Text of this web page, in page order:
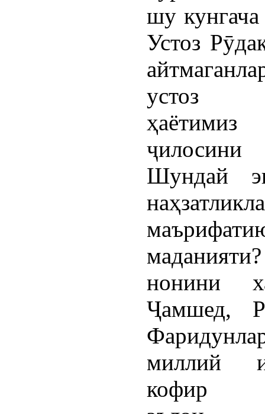
шу
Устоз
устоз
ҷилосини
Шундай
нонини
Ҷамшед,
миллий
кофир